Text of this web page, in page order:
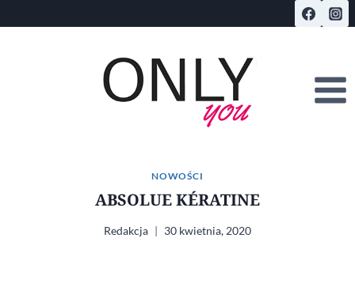
do
NOWOŚCI
ABSOLUE KÉRATINE
Redakcja 30 kwietnia, 2020